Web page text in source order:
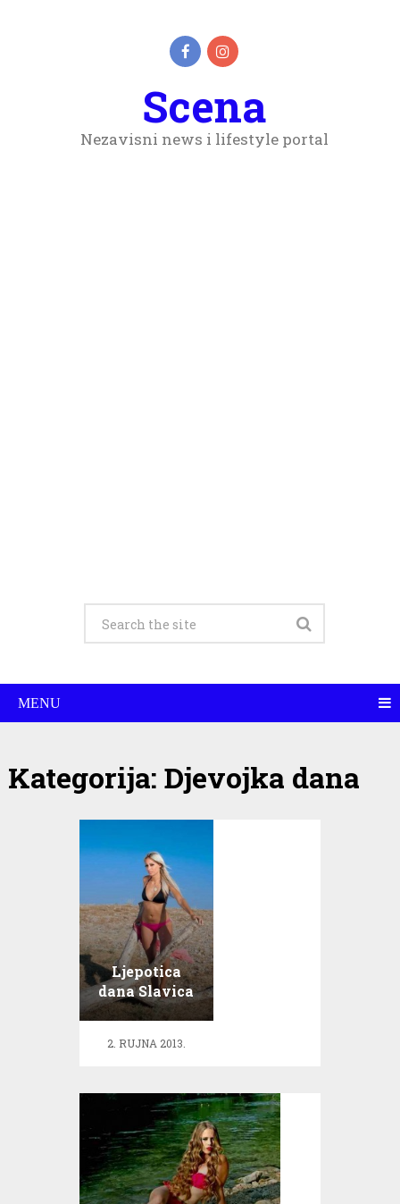
Scena
Nezavisni news i lifestyle portal
MENU
Kategorija: Djevojka dana
Ljepotica
dana Slavica
obožava
2. RUJNA 2013.